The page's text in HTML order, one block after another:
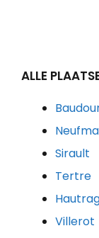
ALLE
Sirault
Tertre
Villerot